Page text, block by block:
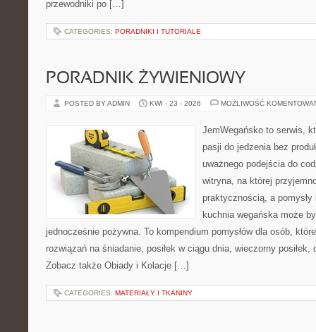
przewodniki po […]
CATEGORIES: PORADNIKI I TUTORIALE
PORADNIK ŻYWIENIOWY
POSTED BY ADMIN KWI - 23 - 2026 MOŻLIWOŚĆ
JemWegańsko to serwis,
pasji do jedzenia bez
uważnego podejścia do
witryna, na której
praktycznością, a
kuchnia wegańska może
jednocześnie pożywna. To kompendium pomysłów dla osób,
rozwiązań na śniadanie, posiłek w ciągu dnia, wieczorny posiłek,
Zobacz także Obiady i Kolacje […]
CATEGORIES: MATERIAŁY I TKANINY